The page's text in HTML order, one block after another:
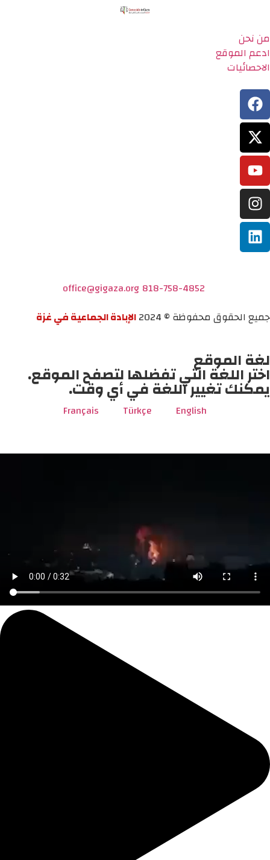
من نحن
ادعم الموقع
الاحصائيات
818-758-4852
office@gigaza.org
جميع الحقوق محفوظة © 2024
الإبادة الجماعية في غزة
لغة الموقع
اختر اللغة التي تفضلها لتصفح الموقع.
يمكنك تغيير اللغة في أي وقت.
English
Türkçe
Français